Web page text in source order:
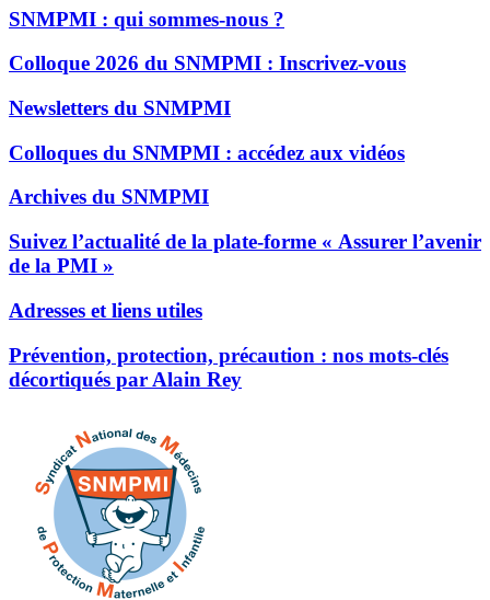
SNMPMI : qui sommes-nous ?
Colloque 2026 du SNMPMI : Inscrivez-vous
Newsletters du SNMPMI
Colloques du SNMPMI : accédez aux vidéos
Archives du SNMPMI
Suivez l’actualité de la plate-forme « Assurer l’avenir
de la PMI »
Adresses et liens utiles
Prévention, protection, précaution : nos mots-clés
décortiqués par Alain Rey